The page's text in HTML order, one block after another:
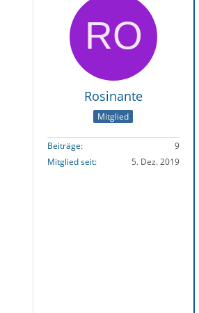
Rosinante
Mitglied
Beiträge
9
Mitglied seit
5. Dez. 2019